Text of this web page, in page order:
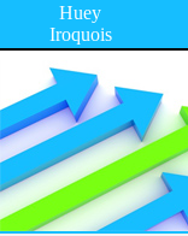
Huey
Iroquois